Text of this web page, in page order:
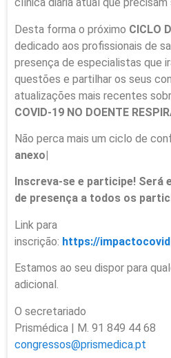
Desta forma o próximo CICLO
dedicado aos profissionais de
presença de especialistas que
questões e partilhar os seus
atualizações mais recentes
COVID-19 NO DOENTE
Não perca mais um ciclo de
anexo|
Inscreva-se e participe!
de presença a todos os
Link para
inscrição: https://
Estamos ao seu dispor para
adicional.
O secretariado
Prismédica | M. 91 849 44 68
congressos@prismedica.pt